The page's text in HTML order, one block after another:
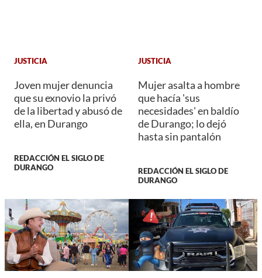
JUSTICIA
Joven mujer denuncia
que su exnovio la privó
de la libertad y abusó de
ella, en Durango
REDACCIÓN EL SIGLO DE
DURANGO
JUSTICIA
Mujer asalta a hombre
que hacía 'sus
necesidades' en baldío
de Durango; lo dejó
hasta sin pantalón
REDACCIÓN EL SIGLO DE
DURANGO